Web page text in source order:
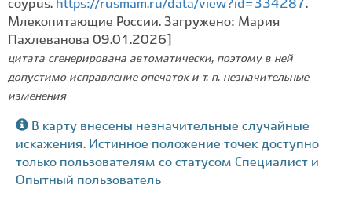
coypus. https://rusmam.ru/data/view?id=334287.
Млекопитающие России. Загружено: Мария
Пахлеванова 09.01.2026]
цитата сгенерирована автоматически, поэтому в ней
допустимо исправление опечаток и т. п. незначительные
изменения
В карту внесены незначительные случайные
искажения. Истинное положение точек доступно
только пользователям со статусом Специалист и
Опытный пользователь